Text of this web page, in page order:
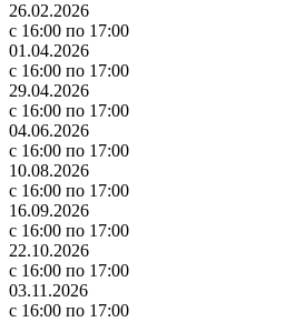
26.02.2026
с 16:00 по 17:00
01.04.2026
с 16:00 по 17:00
29.04.2026
с 16:00 по 17:00
04.06.2026
с 16:00 по 17:00
10.08.2026
с 16:00 по 17:00
16.09.2026
с 16:00 по 17:00
22.10.2026
с 16:00 по 17:00
03.11.2026
с 16:00 по 17:00